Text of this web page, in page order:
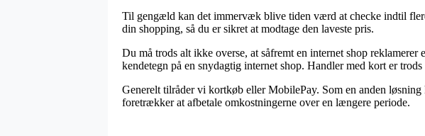
Til gengæld kan det immervæk blive tiden værd at checke indtil
din shopping, så du er sikret at modtage den laveste pris.
Du må trods alt ikke overse, at såfremt en internet shop
kendetegn på en snydagtig internet shop. Handler med kort er
Generelt tilråder vi kortkøb eller MobilePay. Som en anden
foretrækker at afbetale omkostningerne over en længere periode.